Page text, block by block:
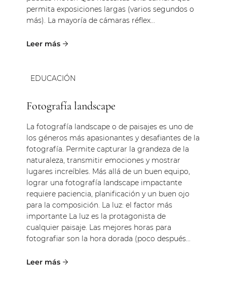
permita exposiciones largas (varios segundos o
más). La mayoría de cámaras réflex...
Fotografía landscape
La fotografía landscape o de paisajes es uno de
los géneros más apasionantes y desafiantes de la
fotografía. Permite capturar la grandeza de la
naturaleza, transmitir emociones y mostrar
lugares increíbles. Más allá de un buen equipo,
lograr una fotografía landscape impactante
requiere paciencia, planificación y un buen ojo
para la composición. La luz: el factor más
importante La luz es la protagonista de
cualquier paisaje. Las mejores horas para
fotografiar son la hora dorada (poco después...
EDUCACIÓN